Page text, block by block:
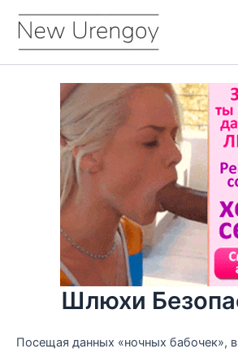
содержимому
Шлюхи
Посещая данных «ночных бабочек»,